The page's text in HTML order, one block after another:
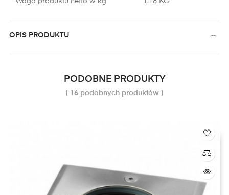
OPIS PRODUKTU
PODOBNE PRODUKTY
( 16 podobnych produktów )